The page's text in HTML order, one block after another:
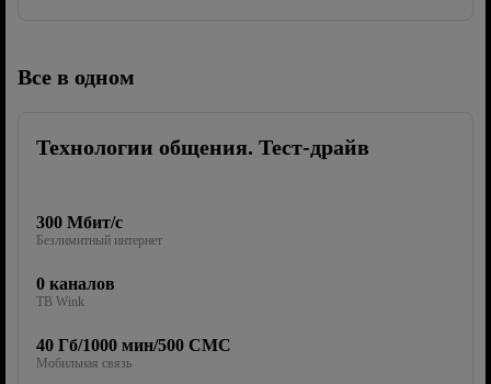
Все в одном
Технологии общения. Тест-драйв
300 Мбит/с
Безлимитный интернет
0 каналов
ТВ Wink
40 Гб/1000 мин/500 СМС
Мобильная связь